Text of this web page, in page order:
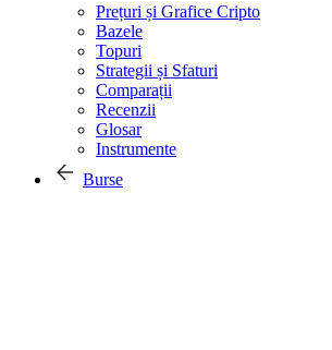
Prețuri și Grafice Cripto
Bazele
Topuri
Strategii și Sfaturi
Comparații
Recenzii
Glosar
Instrumente
Burse